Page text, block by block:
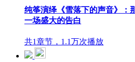
纯筝演绎《雪落下的声音》：
一场盛大的告白
共1章节，1.1万次播放